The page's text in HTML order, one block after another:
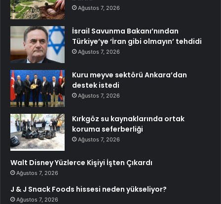
Ağustos 7, 2026
İsrail Savunma Bakanı’nından
Türkiye’ye ‘İran gibi olmayın’ tehdidi
Ağustos 7, 2026
Kuru meyve sektörü Ankara’dan
destek istedi
Ağustos 7, 2026
Kırkgöz su kaynaklarında ortak
koruma seferberliği
Ağustos 7, 2026
Walt Disney Yüzlerce Kişiyi İşten Çıkardı
Ağustos 7, 2026
J & J Snack Foods hissesi neden yükseliyor?
Ağustos 7, 2026